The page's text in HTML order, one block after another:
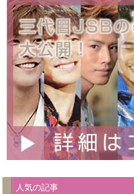
人気の記事